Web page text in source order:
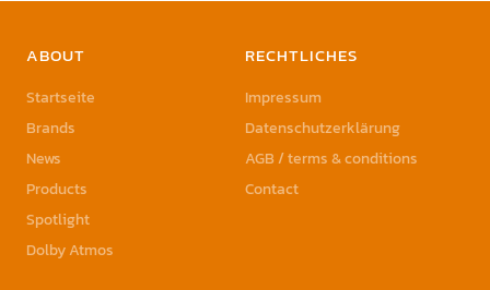
ABOUT
Startseite
Brands
News
Products
Spotlight
Dolby Atmos
RECHTLICHES
Impressum
Datenschutzerklärung
AGB / terms & conditions
Contact